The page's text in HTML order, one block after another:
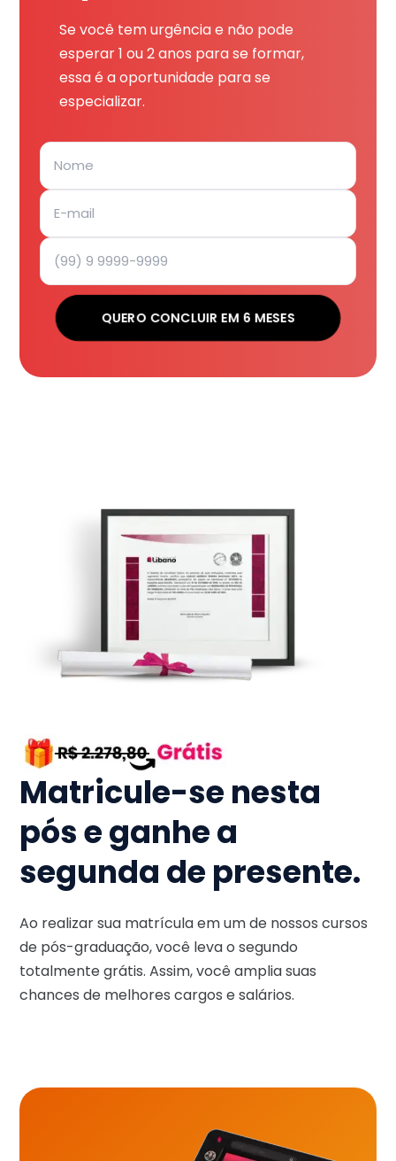
Se você tem urgência e não pode
esperar 1 ou 2 anos para se formar,
essa é a oportunidade para se
especializar.
QUERO CONCLUIR EM 6 MESES
Matricule-se nesta
pós e ganhe a
segunda de presente.
Ao realizar sua matrícula em um de nossos cursos
de pós-graduação, você leva o segundo
totalmente grátis. Assim, você amplia suas
chances de melhores cargos e salários.